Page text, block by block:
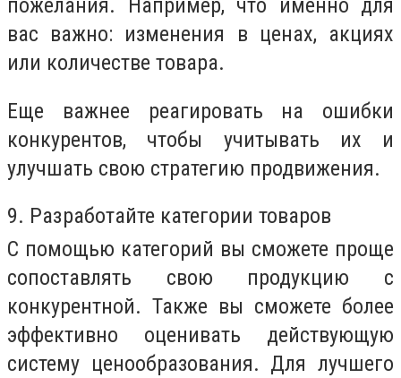
пожелания. Например, что именно для
вас важно: изменения в ценах, акциях
или количестве товара.
Еще важнее реагировать на ошибки
конкурентов, чтобы учитывать их и
улучшать свою стратегию продвижения.
9. Разработайте категории товаров
С помощью категорий вы сможете проще
сопоставлять свою продукцию с
конкурентной. Также вы сможете более
эффективно оценивать действующую
систему ценообразования. Для лучшего